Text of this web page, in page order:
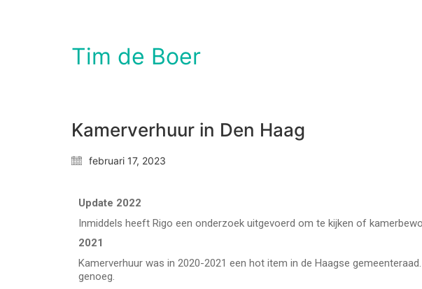
Tim de Boer
Kamerverhuur in Den Haag
februari 17, 2023
Update 2022
Inmiddels heeft Rigo een onderzoek uitgevoerd om te kijken of
2021
Kamerverhuur was in 2020-2021 een hot item in de Haagse
genoeg.